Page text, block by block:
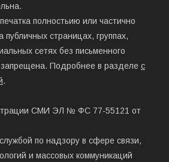
полностьию или частично
страницах, группах,
сетях без письменного
Подробнее в разделе с
.
СМИ ЭЛ № ФС 77-55121 от
по надзору в сфере связи,
и массовых коммуникаций